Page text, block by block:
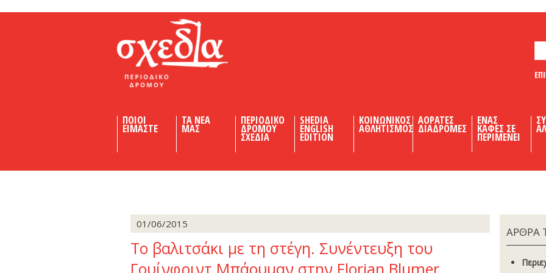
ΠΟΙΟΙ
ΕΙΜΑΣΤΕ
ΤΑ ΝΕΑ
ΜΑΣ
ΠΕΡΙΟΔΙΚΟ
ΔΡΟΜΟΥ
ΣΧΕΔΙΑ
SHEDIA
ENGLISH
EDITION
ΚΟΙΝΩΝΙΚΟΣ
ΑΘΛΗΤΙΣΜΟΣ
ΑΟΡΑΤΕΣ
ΔΙΑΔΡΟΜΕΣ
ΕΝΑΣ
ΚΑΦΕΣ ΣΕ
ΠΕΡΙΜΕΝΕΙ
01/06/2015
Το βαλιτσάκι με τη στέγη. Συνέντευξη του
Γουίνφριντ Μπάουμαν στην Florian Blumer
ΑΡΘΡΑ